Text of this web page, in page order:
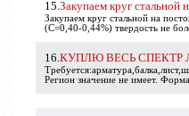
15.Закупаем круг стальной
Закупаем круг стальной на
(С=0,40-0,44%) твердость не
16.КУПЛЮ ВЕСЬ СПЕКТР
Регион значение не имеет.